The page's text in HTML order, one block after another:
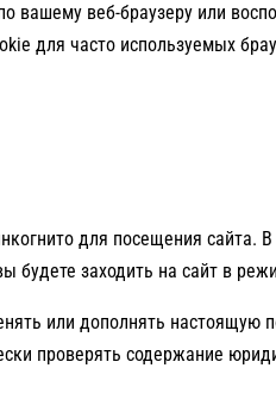
вашему веб-браузеру или
для часто используемых
для посещения сайта.
будете заходить на сайт в
или дополнять
проверять содержание